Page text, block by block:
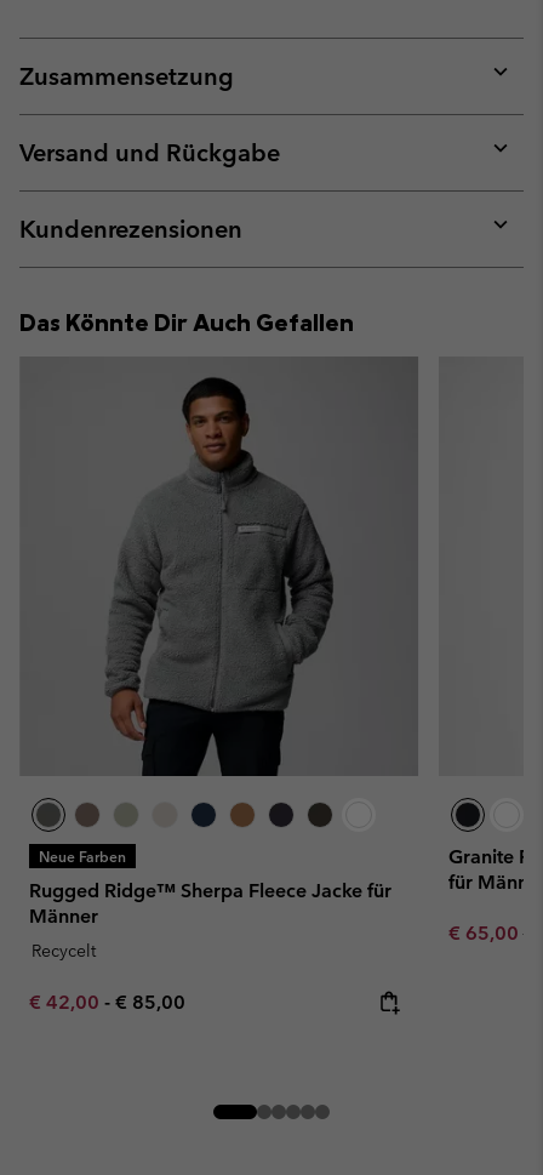
Zusammensetzung
or
Versand und Rückgabe
or
Kundenrezensionen
or
Das Könnte Dir Auch Gefallen
Neue Farben
Rugged Ridge™ Sherpa Fleece Jacke für
Männer
Recycelt
Minimum sale price:
€ 42,00 - Maximum price:
€ 85,00
Granite
für
Sale price:
€ 65,00€